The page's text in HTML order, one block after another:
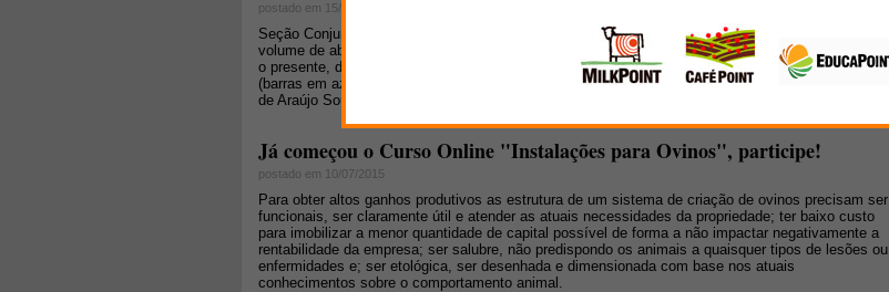
postado em 15/07/2015
Seção Conjuntura de Mercado: "Após o registro de 334,7 mil cabeças ovinas abatidas em 2009, o
volume de abates sob inspeção federal iniciou um processo sistemático de queda que perdura até
o presente, de forma que o ano de 2014 fechou com um volume oficial de 95,8 mil cabeças
(barras em azul, valores à esquerda) - o menor valor registrado nos últimos 10 anos", por Daniel
de Araújo Souza.
Já começou o Curso Online "Instalações para Ovinos", participe!
postado em 10/07/2015
Para obter altos ganhos produtivos as estrutura de um sistema de criação de ovinos precisam ser
funcionais, ser claramente útil e atender as atuais necessidades da propriedade; ter baixo custo
para imobilizar a menor quantidade de capital possível de forma a não impactar negativamente a
rentabilidade da empresa; ser salubre, não predispondo os animais a quaisquer tipos de lesões ou
enfermidades e; ser etológica, ser desenhada e dimensionada com base nos atuais
conhecimentos sobre o comportamento animal.